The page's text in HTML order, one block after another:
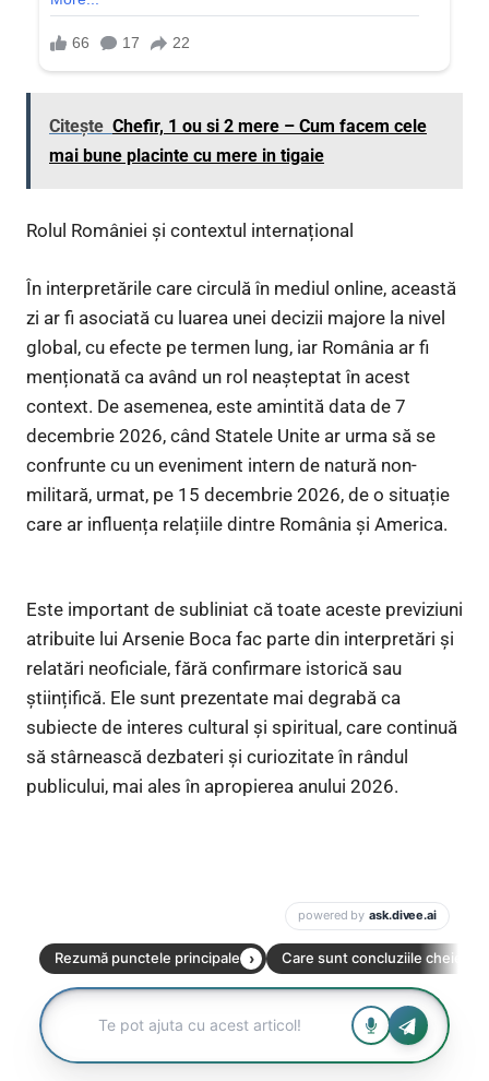
Citește Chefir, 1 ou si 2 mere – Cum facem cele
mai bune placinte cu mere in tigaie
Rolul României și contextul internațional
În interpretările care circulă în mediul online, această
zi ar fi asociată cu luarea unei decizii majore la nivel
global, cu efecte pe termen lung, iar România ar fi
menționată ca având un rol neașteptat în acest
context. De asemenea, este amintită data de 7
decembrie 2026, când Statele Unite ar urma să se
confrunte cu un eveniment intern de natură non-
militară, urmat, pe 15 decembrie 2026, de o situație
care ar influența relațiile dintre România și America.
Este important de subliniat că toate aceste previziuni
atribuite lui Arsenie Boca fac parte din interpretări și
relatări neoficiale, fără confirmare istorică sau
științifică. Ele sunt prezentate mai degrabă ca
subiecte de interes cultural și spiritual, care continuă
să stârnească dezbateri și curiozitate în rândul
publicului, mai ales în apropierea anului 2026.